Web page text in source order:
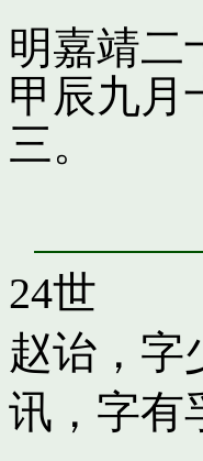
明嘉靖二
甲辰九月
三。
24世
赵诒，字
讯，字有